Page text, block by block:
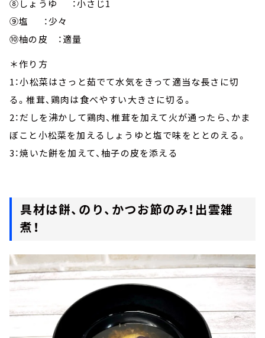
⑧しょうゆ ：小さじ1
⑨塩 ：少々
⑩柚の皮 ：適量
＊作り方
1：小松菜はさっと茹でて水気をきって適当な長さに切
る。椎茸、鶏肉は食べやすい大きさに切る。
2：だしを沸かして鶏肉、椎茸を加えて火が通ったら、かま
ぼこと小松菜を加えるしょうゆと塩で味をととのえる。
3：焼いた餅を加えて、柚子の皮を添える
具材は餅、のり、かつお節のみ！出雲雑
煮！